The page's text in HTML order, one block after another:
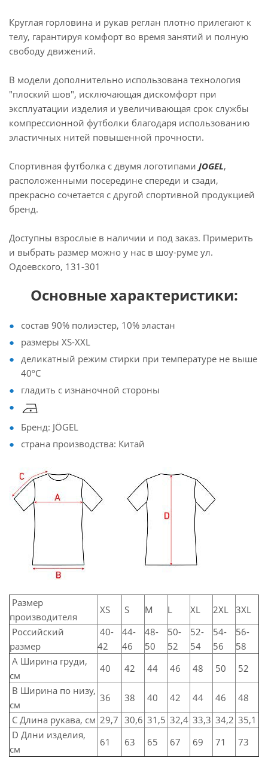
Круглая горловина и рукав реглан плотно прилегают к
телу, гарантируя комфорт во время занятий и полную
свободу движений.
В модели дополнительно использована технология
"плоский шов", исключающая дискомфорт при
эксплуатации изделия и увеличивающая срок службы
компрессионной футболки благодаря использованию
эластичных нитей повышенной прочности.
Спортивная футболка с двумя логотипами JOGEL,
расположенными посередине спереди и сзади,
прекрасно сочетается с другой спортивной продукцией
бренд.
Доступны взрослые в наличии и под заказ. Примерить
и выбрать размер можно у нас в шоу-руме ул.
Одоевского, 131-301
Основные характеристики:
состав 90% полиэстер, 10% эластан
размеры XS-XXL
деликатный режим стирки при температуре не выше
40ºC
гладить с изнаночной стороны
Бренд: JÖGEL
страна производства: Китай
Размер
производителя
XS S M L XL 2XL 3XL
Российский
размер
40-
42
44-
46
48-
50
50-
52
52-
54
54-
56
56-
58
А Ширина груди,
см
40 42 44 46 48 50
52
В Ширина по низу,
см
36 38 40 42 44 46
48
С Длина рукава, см 29,7 30,6 31,5 32,4 33,3 34,2 35,1
D Длни изделия,
см
61 63 65 67 69 71 73